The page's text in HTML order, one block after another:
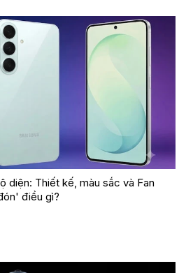
diện: Thiết kế, màu sắc và Fan
điều gì?